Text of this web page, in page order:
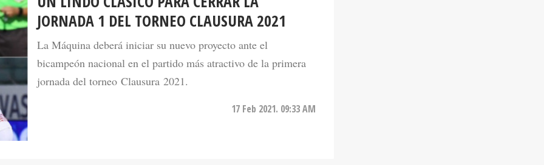
La Máquina deberá iniciar su nuevo proyecto ante el
bicampeón nacional en el partido más atractivo de la primera
jornada del torneo Clausura 2021.